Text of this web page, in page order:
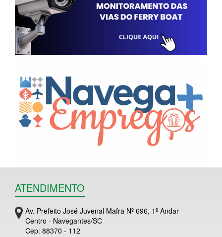
ATENDIMENTO
Av. Prefeito José Juvenal Mafra Nº 696, 1º Andar
Centro - Navegantes/SC
Cep: 88370 - 112